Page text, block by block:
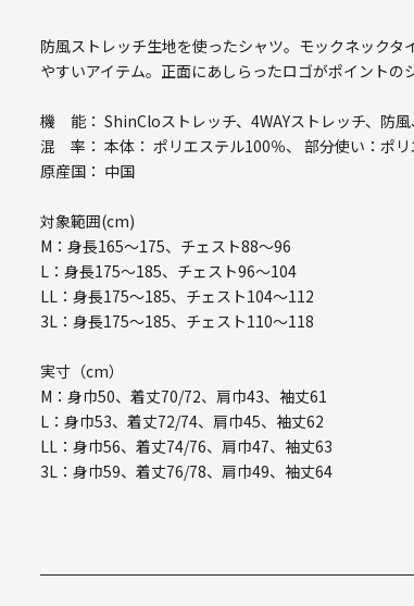
防風ストレッチ生地を使ったシャツ。モックネック
やすいアイテム。正面にあしらったロゴがポイントの
機 能： ShinCloストレッチ、4WAYストレッチ、防風
混 率： 本体： ポリエステル100％、 部分使い：ポ
原産国： 中国
対象範囲(cm)
M：身長165～175、チェスト88～96
L：身長175～185、チェスト96～104
LL：身長175～185、チェスト104～112
3L：身長175～185、チェスト110～118
実寸（cm）
M：身巾50、着丈70/72、肩巾43、袖丈61
L：身巾53、着丈72/74、肩巾45、袖丈62
LL：身巾56、着丈74/76、肩巾47、袖丈63
3L：身巾59、着丈76/78、肩巾49、袖丈64